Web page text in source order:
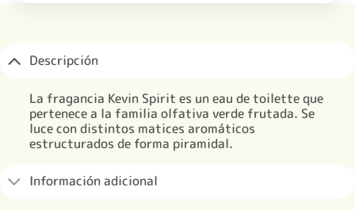
Descripción
La fragancia Kevin Spirit es un eau de toilette que
pertenece a la familia olfativa verde frutada. Se
luce con distintos matices aromáticos
estructurados de forma piramidal.
Información adicional